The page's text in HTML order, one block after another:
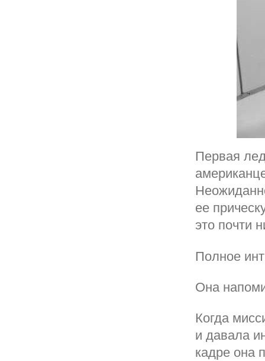
Первая
ее
это почти
Полное
Она
Когда
и давала
кадре она